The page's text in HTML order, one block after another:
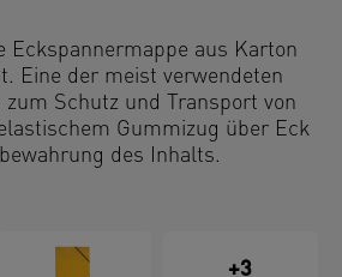
Eckspannermappe aus Karton
Eine der meist verwendeten
zum Schutz und Transport von
Gummizug über Eck
des Inhalts.
% recyceltem Karton, 100 %
Ergänzung zu den
+3